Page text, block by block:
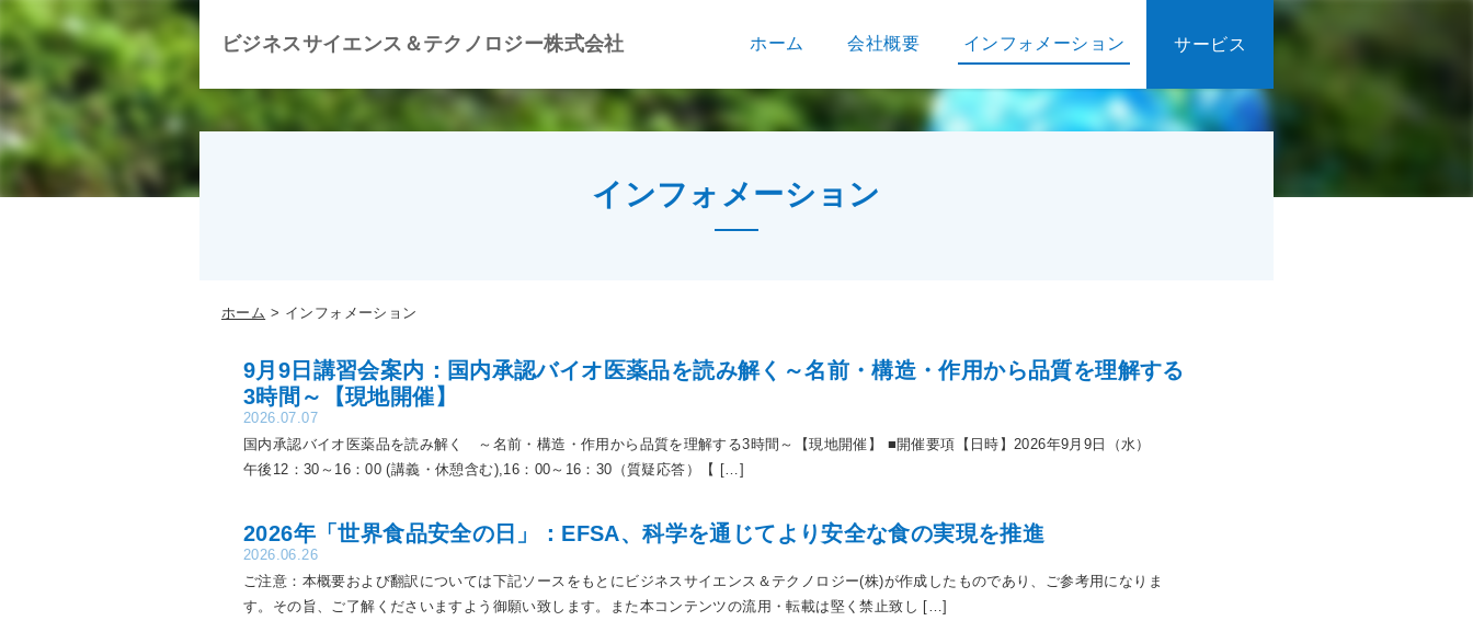
ビジネスサイエンス＆テクノロジー株式会社 ホーム 会社概要 インフォメーション サービス
インフォメーション
ホーム インフォメーション
9月9日講習会案内：国内承認バイオ医薬品を読み解く～名前・構造・作用から品質を理解する
3時間～【現地開催】
2026.07.07
国内承認バイオ医薬品を読み解く ～名前・構造・作用から品質を理解する3時間～【現地開催】 ■開催要項【日時】2026年9月9日（水）
午後12：30～16：00 (講義・休憩含む),16：00～16：30（質疑応答）【 […]
2026年「世界食品安全の日」：EFSA、科学を通じてより安全な食の実現を推進
2026.06.26
ご注意：本概要および翻訳については下記ソースをもとにビジネスサイエンス＆テクノロジー(株)が作成したものであり、ご参考用になりま
す。その旨、ご了解くださいますよう御願い致します。また本コンテンツの流用・転載は堅く禁止致し […]